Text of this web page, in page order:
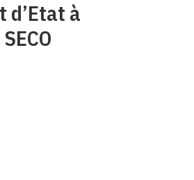
d’Etat à